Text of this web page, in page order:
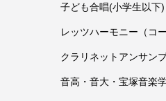
子ども合唱(小学生以下)
レッツハーモニー（コ
クラリネットアンサン
音高・音大・宝塚音楽